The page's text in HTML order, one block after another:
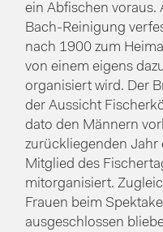
ein Abfischen voraus.
Bach-Reinigung
nach 1900 zum
von einem eigens
organisiert wird. Der
der Aussicht
dato den Männern
zurückliegenden Jahr
Mitglied des
mitorganisiert.
Frauen beim
ausgeschlossen